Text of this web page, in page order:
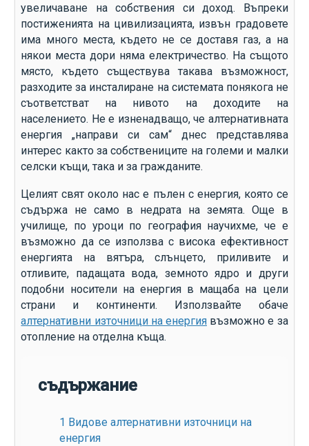
увеличаване на собствения си доход. Въпреки
постиженията на цивилизацията, извън градовете
има много места, където не се доставя газ, а на
някои места дори няма електричество. На същото
място, където съществува такава възможност,
разходите за инсталиране на системата понякога не
съответстват на нивото на доходите на
населението. Не е изненадващо, че алтернативната
енергия „направи си сам“ днес представлява
интерес както за собствениците на големи и малки
селски къщи, така и за гражданите.
Целият свят около нас е пълен с енергия, която се
съдържа не само в недрата на земята. Още в
училище, по уроци по география научихме, че е
възможно да се използва с висока ефективност
енергията на вятъра, слънцето, приливите и
отливите, падащата вода, земното ядро ​​и други
подобни носители на енергия в мащаба на цели
страни и континенти. Използвайте обаче
алтернативни източници на енергия възможно е за
отопление на отделна къща.
съдържание
1 Видове алтернативни източници на
енергия